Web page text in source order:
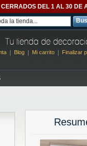
DEL 1 AL 30 DE
Tu tienda de
Blog Mi carrito Finalizar